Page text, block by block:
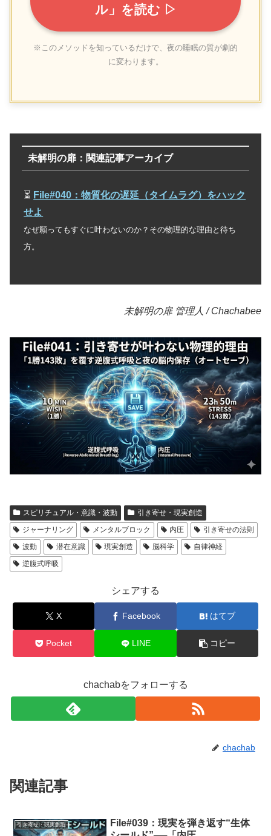
ル」を読む ▷
※このメソッドを知っているだけで、夜の睡眠の質が劇的
に変わります。
未解明の扉：関連記事アーカイブ
⏳ File#040：物質化の遅延（タイムラグ）をハック
せよ
なぜ願ってもすぐに叶わないのか？その物理的な理由と待ち
方。
未解明の扉 管理人 / Chachabee
スピリチュアル・意識・波動
引き寄せ・現実創造
ジャーナリング
メンタルブロック 内圧
引き寄せの法則
波動
潜在意識 現実創造 脳科学
自律神経
逆腹式呼吸
シェアする
X Facebook はてブ
Pocket LINE コピー
chachabをフォローする
chachab
関連記事
引き寄せ・現実創造
File#039：現実を弾き返す“生体